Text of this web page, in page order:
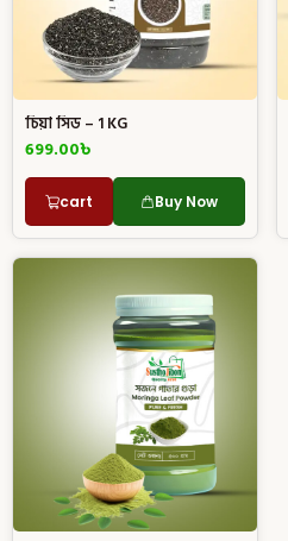
চিয়া সিড – 1 KG
699.00৳
cart Buy Now